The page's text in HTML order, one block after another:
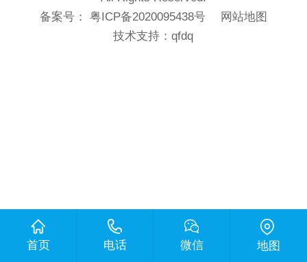
备案号： 粤ICP备2020095438号
网站地图
技术支持：qfdq
首页 电话 微信 地图